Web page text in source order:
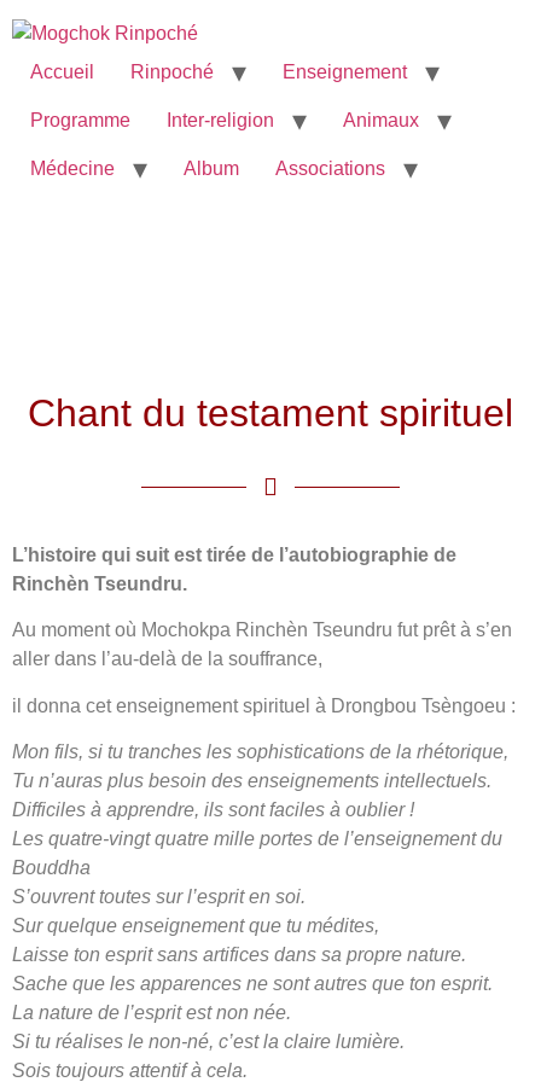
Accueil Rinpoché Enseignement
Programme Inter-religion Animaux
Médecine Album Associations
Chant du testament spirituel
L’histoire qui suit est tirée de l’autobiographie de
Rinchèn Tseundru.
Au moment où Mochokpa Rinchèn Tseundru fut prêt à s’en
aller dans l’au-delà de la souffrance,
il donna cet enseignement spirituel à Drongbou Tsèngoeu :
Mon fils, si tu tranches les sophistications de la rhétorique,
Tu n’auras plus besoin des enseignements intellectuels.
Difficiles à apprendre, ils sont faciles à oublier !
Les quatre-vingt quatre mille portes de l’enseignement du
Bouddha
S’ouvrent toutes sur l’esprit en soi.
Sur quelque enseignement que tu médites,
Laisse ton esprit sans artifices dans sa propre nature.
Sache que les apparences ne sont autres que ton esprit.
La nature de l’esprit est non née.
Si tu réalises le non-né, c’est la claire lumière.
Sois toujours attentif à cela.